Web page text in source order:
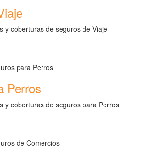
y coberturas de seguros de Viaje
Perros
y coberturas de seguros para Perros